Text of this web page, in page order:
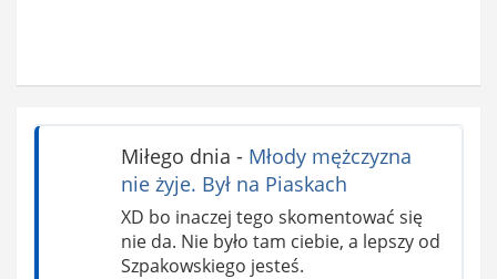
Miłego dnia - Młody mężczyzna
nie żyje. Był na Piaskach
XD bo inaczej tego skomentować się
nie da. Nie było tam ciebie, a lepszy od
Szpakowskiego jesteś.